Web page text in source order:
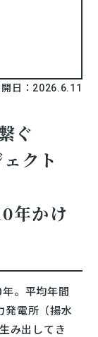
開日：2026.6.11
ぐ
クト
年かけ
。平均年間
発電所（揚水
み出してき